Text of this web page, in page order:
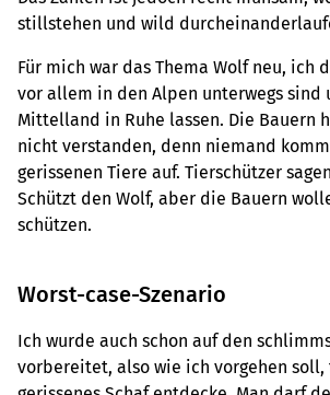
stillstehen und wild
Für mich war das Thema Wolf neu, ich
vor allem in den Alpen unterwegs sind
Mittelland in Ruhe lassen. Die Bauern
nicht verstanden, denn niemand
gerissenen Tiere auf. Tierschützer
Schützt den Wolf, aber die Bauern
schützen.
Worst-case-Szenario
Ich wurde auch schon auf den
vorbereitet, also wie ich vorgehen